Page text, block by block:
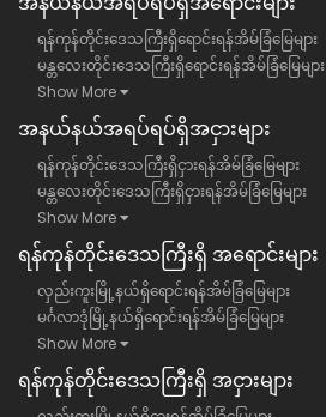
ရန်ကုန်တိုင်းဒေသကြီးရှိရောင်းရန်အိမ်ခြံမြေများ
မန္တလေးတိုင်းဒေသကြီးရှိရောင်းရန်အိမ်ခြံမြေများ
Show More
အနယ်နယ်အရပ်ရပ်ရှိအငှားများ
ရန်ကုန်တိုင်းဒေသကြီးရှိငှားရန်အိမ်ခြံမြေများ
မန္တလေးတိုင်းဒေသကြီးရှိငှားရန်အိမ်ခြံမြေများ
Show More
ရန်​ကုန်တိုင်းဒေသကြီး​ရှိ အရောင်းများ
လှည်းကူးမြို့နယ်ရှိရောင်းရန်အိမ်ခြံမြေများ
မင်္ဂလာဒုံမြို့နယ်ရှိရောင်းရန်အိမ်ခြံမြေများ
Show More
ရန်​ကုန်တိုင်းဒေသကြီး​ရှိ အငှားများ